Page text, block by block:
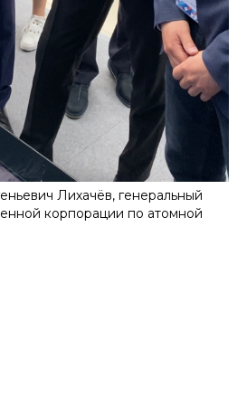
Лихачёв, генеральный
корпорации по атомной